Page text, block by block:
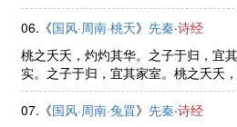
06.《国风·周南·桃夭》先秦·诗经
桃之夭夭，灼灼其华。之子于归，宜
实。之子于归，宜其家室。桃之夭夭
家人。
07.《国风·周南·兔罝》先秦·诗经